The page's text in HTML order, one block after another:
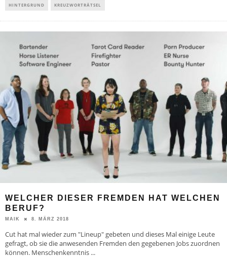
HINTERGRUND KREUZWORTRÄTSEL
WELCHER DIESER FREMDEN HAT WELCHEN
BERUF?
MAIK 8. MÄRZ 2018
Cut hat mal wieder zum "Lineup" gebeten und dieses Mal einige Leute
gefragt, ob sie die anwesenden Fremden den gegebenen Jobs zuordnen
können. Menschenkenntnis ...